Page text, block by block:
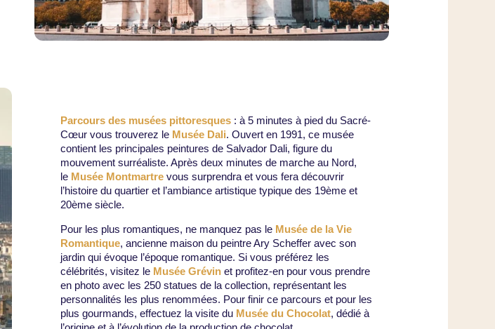
Parcours des musées pittoresques : à 5 minutes à pied du Sacré-
Cœur vous trouverez le Musée Dali. Ouvert en 1991, ce musée
contient les principales peintures de Salvador Dali, figure du
mouvement surréaliste. Après deux minutes de marche au Nord,
le Musée Montmartre vous surprendra et vous fera découvrir
l’histoire du quartier et l’ambiance artistique typique des 19ème et
20ème siècle.
Pour les plus romantiques, ne manquez pas le Musée de la Vie
Romantique, ancienne maison du peintre Ary Scheffer avec son
jardin qui évoque l’époque romantique. Si vous préférez les
célébrités, visitez le Musée Grévin et profitez-en pour vous prendre
en photo avec les 250 statues de la collection, représentant les
personnalités les plus renommées. Pour finir ce parcours et pour les
plus gourmands, effectuez la visite du Musée du Chocolat, dédié à